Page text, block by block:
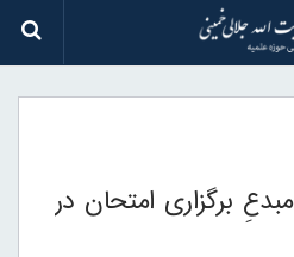
برگزاری امتحان در